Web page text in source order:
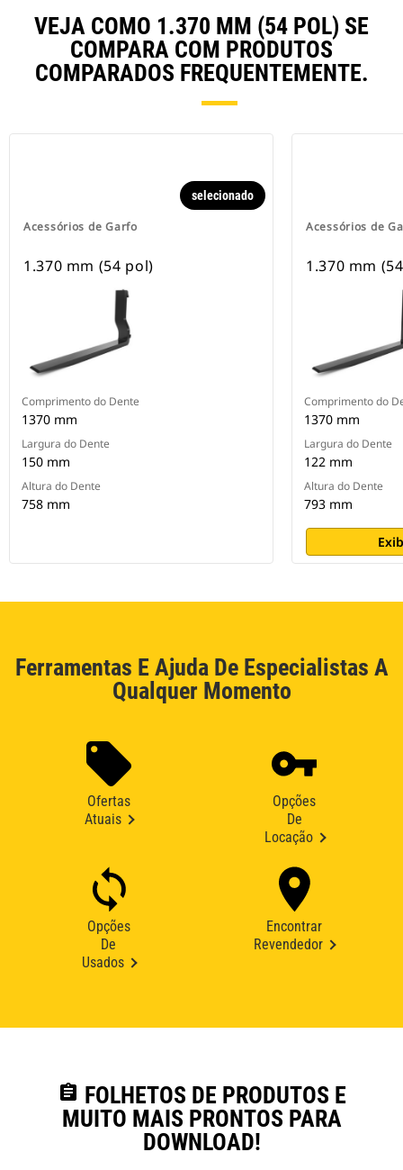
VEJA COMO 1.370 MM (54 POL) SE
COMPARA COM PRODUTOS
COMPARADOS FREQUENTEMENTE.
Acessórios de Garfo
selecionado
1.370 mm (54 pol)
Comprimento do Dente
1370 mm
Largura do Dente
150 mm
Altura do Dente
758 mm
Acessórios de
1.370 mm
Comprimento do
1370 mm
Largura do Dente
122 mm
Altura do Dente
793 mm
Ferramentas E Ajuda De Especialistas A
Qualquer Momento
Ofertas
Atuais
Opções
De
Locação
Opções
De
Usados
Encontrar
Revendedor
assignment FOLHETOS DE PRODUTOS E
MUITO MAIS PRONTOS PARA
DOWNLOAD!